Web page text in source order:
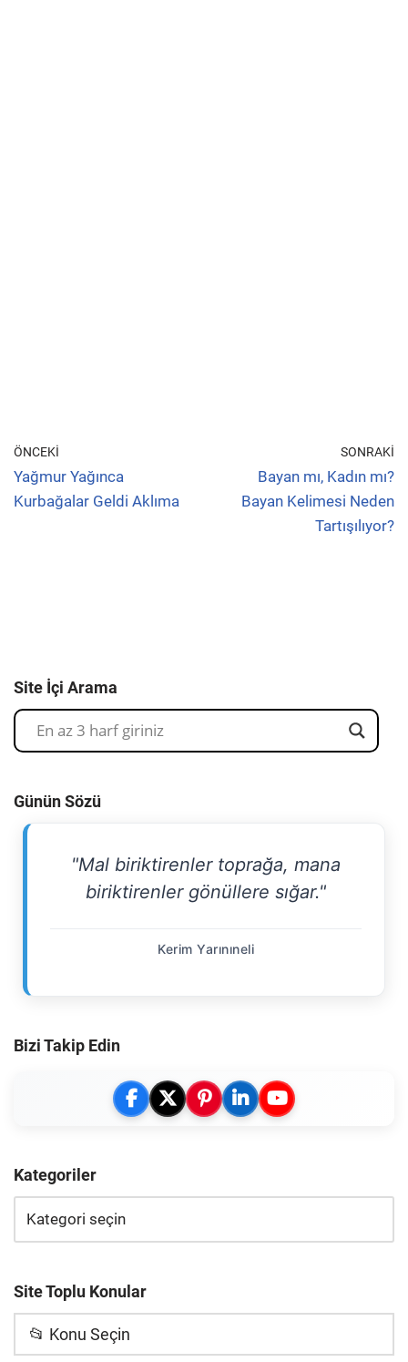
ÖNCEKI
Yağmur Yağınca
Kurbağalar Geldi Aklıma
SONRAKI
Bayan mı, Kadın mı?
Bayan Kelimesi Neden
Tartışılıyor?
Site İçi Arama
Günün Sözü
"Mal biriktirenler toprağa, mana
biriktirenler gönüllere sığar."
Kerim Yarınıneli
Bizi Takip Edin
Kategoriler
Site Toplu Konular
📂 Konu Seçin